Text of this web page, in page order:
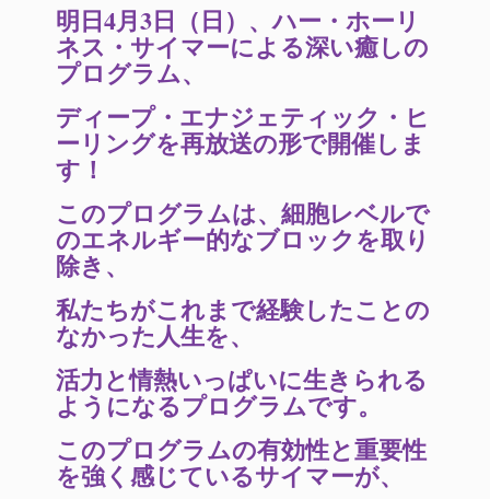
明日4月3日（日）、ハー・ホーリ
ネス・サイマーによる深い癒しの
プログラム、
ディープ・エナジェティック・ヒ
ーリングを再放送の形で開催しま
す！
このプログラムは、細胞レベルで
のエネルギー的なブロックを取り
除き、
私たちがこれまで経験したことの
なかった人生を、
活力と情熱いっぱいに生きられる
ようになるプログラムです。
このプログラムの有効性と重要性
を強く感じているサイマーが、